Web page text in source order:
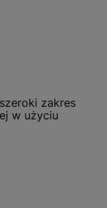
zakres
w użyciu